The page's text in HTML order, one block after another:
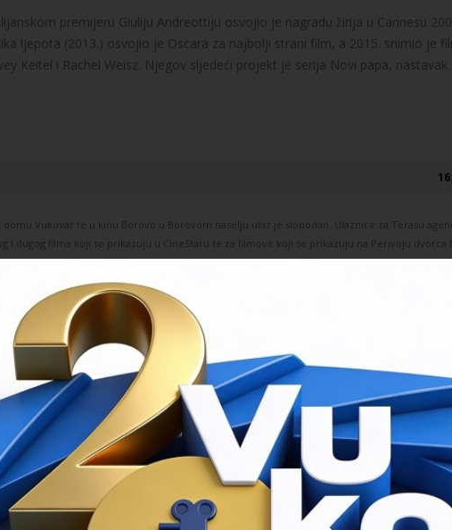
premijeru Giuliju Andreottiju osvojio je nagradu žirija u Cannesu
ljepota (2013.) osvojio je Oscara za najbolji strani film, a 2015. snimio je
Keitel i Rachel Weisz. Njegov sljedeći projekt je serija Novi papa, nastavak
Vukovar te u kinu Borovo u Borovom naselju ulaz je slobodan. Ulaznice za Terasu
i dugog filma koji se prikazuju u CineStaru te za filmove koji se prikazuju na Perivoju dvorca
Cijena je 15 HRK. Više informacija oulaznicama.
NEPRIJATELJI
PRETHODNI FILM
ZLATNA RUKAVICA
SLJEDEĆI FILM